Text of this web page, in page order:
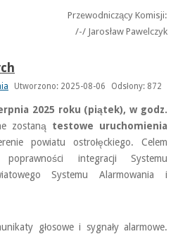
Przewodniczący Komisji:
/-/ Jarosław Pawelczyk
Utworzono: 2025-08-06 Odsłony: 872
2025 roku (piątek), w godz.
zostaną testowe uruchomienia
powiatu ostrołęckiego. Celem
integracji Systemu
Systemu Alarmowania i
głosowe i sygnały alarmowe.